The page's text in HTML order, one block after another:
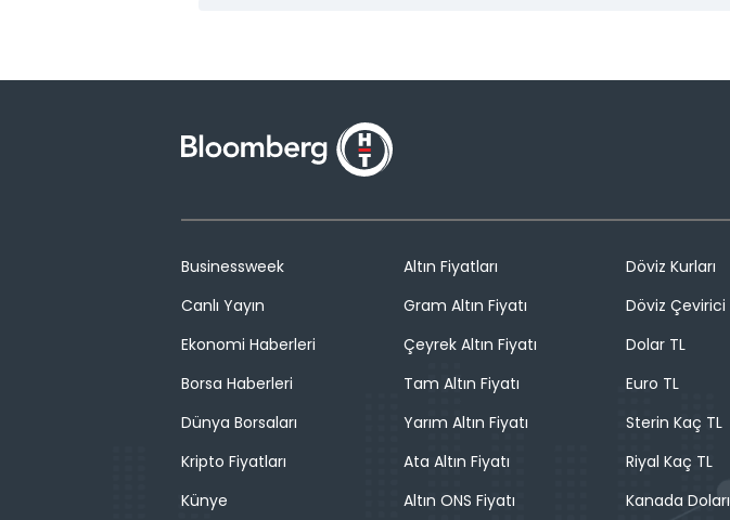
Businessweek
Canlı Yayın
Ekonomi Haberleri
Borsa Haberleri
Dünya Borsaları
Kripto Fiyatları
Künye
Altın Fiyatları
Gram Altın Fiyatı
Çeyrek Altın Fiyatı
Tam Altın Fiyatı
Yarım Altın Fiyatı
Ata Altın Fiyatı
Altın ONS Fiyatı
Döviz Kurları
Döviz Çevirici
Dolar TL
Euro TL
Sterin Kaç TL
Riyal Kaç TL
Kanada Doları